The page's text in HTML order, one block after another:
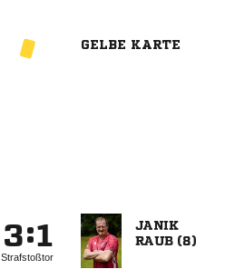
GELBE KARTE
:
Strafstoßtor

 